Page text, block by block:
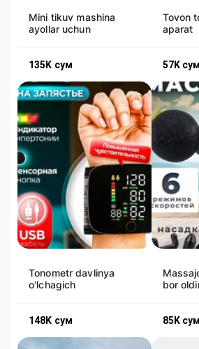
Mini tikuv mashina
ayollar uchun
135K сум
Tovon
aparat
57K сум
Tonometr davlinya
o'lchagich
148K сум
bor
85K сум